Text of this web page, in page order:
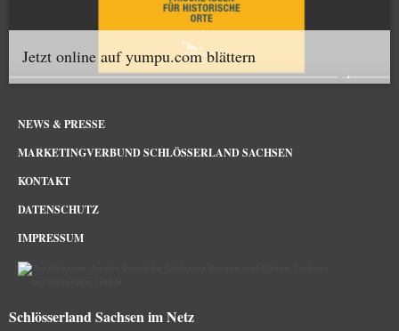
Jetzt online auf yumpu.com blättern
NEWS & PRESSE
MARKETINGVERBUND SCHLÖSSERLAND SACHSEN
KONTAKT
DATENSCHUTZ
IMPRESSUM
Schlösserland Sachsen im Netz